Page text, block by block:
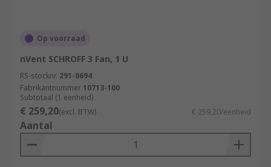
Op voorraad
nVent SCHROFF 3 Fan, 1 U
RS-stocknr. 291-8694
Fabrikantnummer 10713-100
Subtotaal (1 eenheid)
€ 259,20(excl. BTW) € 259,20/eenheid
Aantal